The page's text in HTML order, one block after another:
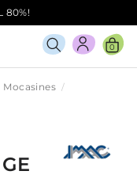
80%!
0
Mocasines